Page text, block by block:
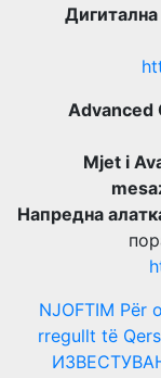
Advanced
Mjet i
Напредна
NJOFTIM Për
rregullt të